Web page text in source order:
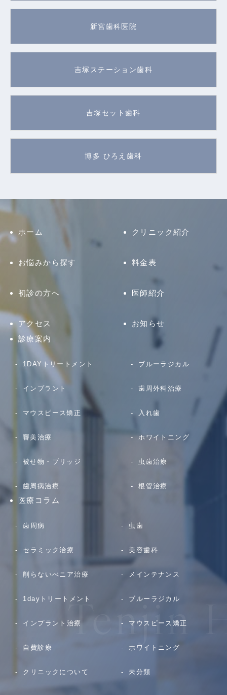
新宮歯科医院
吉塚ステーション歯科
吉塚セット歯科
博多 ひろえ歯科
ホーム クリニック紹介
お悩みから探す 料金表
初診の方へ 医師紹介
アクセス
お知らせ
診療案内
1DAYトリートメント ブルーラジカル
インプラント 歯周外科治療
マウスピース矯正 入れ歯
審美治療 ホワイトニング
被せ物・ブリッジ 虫歯治療
歯周病治療 根管治療
医療コラム
歯周病 虫歯
セラミック治療 美容歯科
削らないべニア治療 メインテナンス
1dayトリートメント ブルーラジカル
インプラント治療 マウスピース矯正
自費診療 ホワイトニング
クリニックについて 未分類